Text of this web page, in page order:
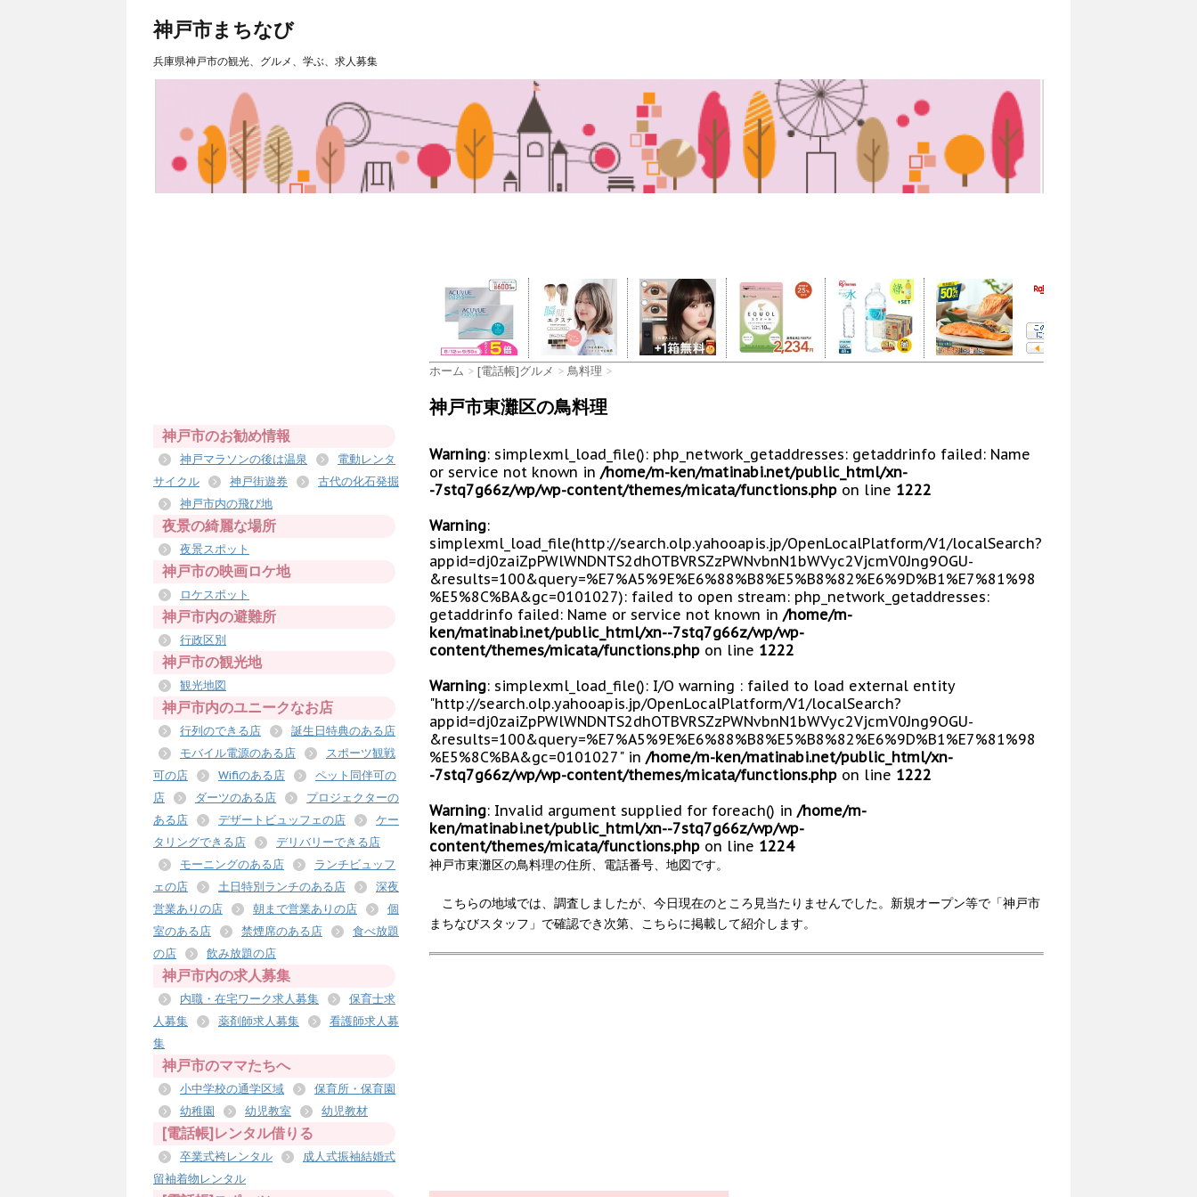
神戸市まちなび
兵庫県神戸市の観光、グルメ、学ぶ、求人募集
ホーム > [電話帳]グルメ > 鳥料理 >
神戸市東灘区の鳥料理
Warning: simplexml_load_file(): php_network_getaddresses: getaddrinfo failed: Name
or service not known in /home/m-ken/matinabi.net/public_html/xn-
-7stq7g66z/wp/wp-content/themes/micata/functions.php on line 1222
Warning:
simplexml_load_file(http://search.olp.yahooapis.jp/OpenLocalPlatform/V1/localSearch?
appid=dj0zaiZpPWlWNDNTS2dhOTBVRSZzPWNvbnN1bWVyc2VjcmV0Jng9OGU-
&results=100&query=%E7%A5%9E%E6%88%B8%E5%B8%82%E6%9D%B1%E7%81%98
%E5%8C%BA&gc=0101027): failed to open stream: php_network_getaddresses:
getaddrinfo failed: Name or service not known in /home/m-
ken/matinabi.net/public_html/xn--7stq7g66z/wp/wp-
content/themes/micata/functions.php on line 1222
Warning: simplexml_load_file(): I/O warning : failed to load external entity
"http://search.olp.yahooapis.jp/OpenLocalPlatform/V1/localSearch?
appid=dj0zaiZpPWlWNDNTS2dhOTBVRSZzPWNvbnN1bWVyc2VjcmV0Jng9OGU-
&results=100&query=%E7%A5%9E%E6%88%B8%E5%B8%82%E6%9D%B1%E7%81%98
%E5%8C%BA&gc=0101027" in /home/m-ken/matinabi.net/public_html/xn-
-7stq7g66z/wp/wp-content/themes/micata/functions.php on line 1222
Warning: Invalid argument supplied for foreach() in /home/m-
ken/matinabi.net/public_html/xn--7stq7g66z/wp/wp-
content/themes/micata/functions.php on line 1224
神戸市東灘区の鳥料理の住所、電話番号、地図です。
こちらの地域では、調査しましたが、今日現在のところ見当たりませんでした。新規オープン等で「神戸市
まちなびスタッフ」で確認でき次第、こちらに掲載して紹介します。
神戸市のお勧め情報
神戸マラソンの後は温泉
電動レンタ
サイクル
神戸街遊券
古代の化石発掘
神戸市内の飛び地
夜景の綺麗な場所
夜景スポット
神戸市の映画ロケ地
ロケスポット
神戸市内の避難所
行政区別
神戸市の観光地
観光地図
神戸市内のユニークなお店
行列のできる店
誕生日特典のある店
モバイル電源のある店
スポーツ観戦
可の店
Wifiのある店
ペット同伴可の
店
ダーツのある店
プロジェクターの
ある店
デザートビュッフェの店
ケー
タリングできる店
デリバリーできる店
モーニングのある店
ランチビュッフ
ェの店
土日特別ランチのある店
深夜
営業ありの店
朝まで営業ありの店
個
室のある店
禁煙席のある店
食べ放題
の店
飲み放題の店
神戸市内の求人募集
内職・在宅ワーク求人募集
保育士求
人募集
薬剤師求人募集
看護師求人募
集
神戸市のママたちへ
小中学校の通学区域
保育所・保育園
幼稚園
幼児教室 幼児教材
[電話帳]レンタル借りる
卒業式袴レンタル
成人式振袖結婚式
留袖着物レンタル